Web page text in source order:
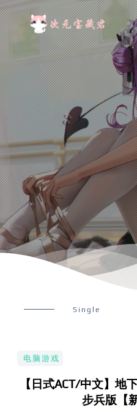
Single
电脑游戏
【日式ACT/中文】地
步兵版【